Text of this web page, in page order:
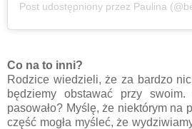
Post udostępniony przez Paulina
Co na to inni?
Rodzice wiedzieli, że za bardzo
będziemy obstawać przy
pasowało? Myślę, że niektórym na
część mogła myśleć, że